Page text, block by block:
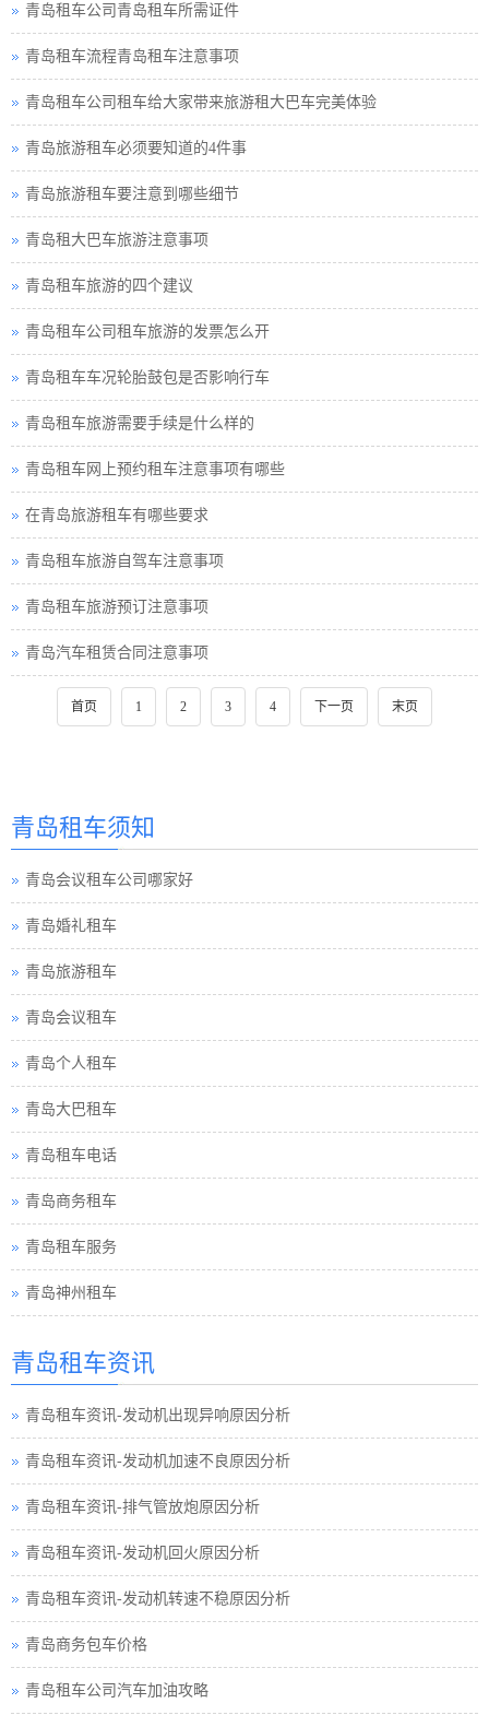
青岛租车公司青岛租车所需证件
青岛租车流程青岛租车注意事项
青岛租车公司租车给大家带来旅游租大巴车完美体验
青岛旅游租车必须要知道的4件事
青岛旅游租车要注意到哪些细节
青岛租大巴车旅游注意事项
青岛租车旅游的四个建议
青岛租车公司租车旅游的发票怎么开
青岛租车车况轮胎鼓包是否影响行车
青岛租车旅游需要手续是什么样的
青岛租车网上预约租车注意事项有哪些
在青岛旅游租车有哪些要求
青岛租车旅游自驾车注意事项
青岛租车旅游预订注意事项
青岛汽车租赁合同注意事项
首页 1 2 3 4 下一页 末页
青岛租车须知
青岛会议租车公司哪家好
青岛婚礼租车
青岛旅游租车
青岛会议租车
青岛个人租车
青岛大巴租车
青岛租车电话
青岛商务租车
青岛租车服务
青岛神州租车
青岛租车资讯
青岛租车资讯-发动机出现异响原因分析
青岛租车资讯-发动机加速不良原因分析
青岛租车资讯-排气管放炮原因分析
青岛租车资讯-发动机回火原因分析
青岛租车资讯-发动机转速不稳原因分析
青岛商务包车价格
青岛租车公司汽车加油攻略